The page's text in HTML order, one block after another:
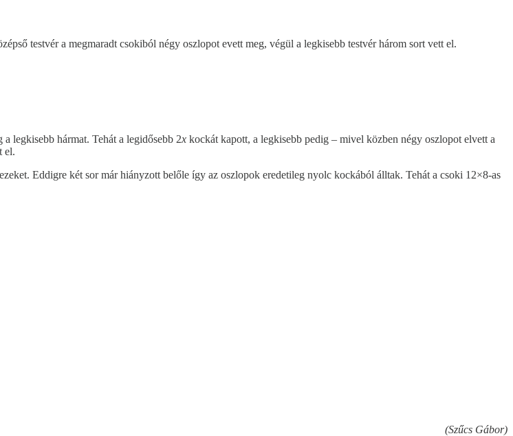
testvér a megmaradt csokiból négy oszlopot evett meg, végül a legkisebb testvér három sort vett el.
legkisebb hármat. Tehát a legidősebb 2x kockát kapott, a legkisebb pedig – mivel közben négy oszlopot elvett a
el.
Eddigre két sor már hiányzott belőle így az oszlopok eredetileg nyolc kockából álltak. Tehát a csoki 12×8-as
(Szűcs Gábor)